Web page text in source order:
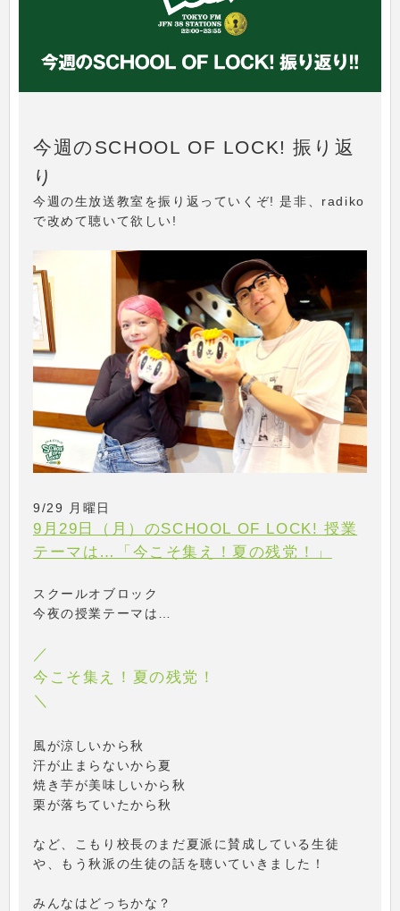
今週のSCHOOL OF LOCK! 振り返
り
今週の生放送教室を振り返っていくぞ! 是非、radiko
で改めて聴いて欲しい!
9/29 月曜日
9月29日（月）のSCHOOL OF LOCK! 授業
テーマは…「今こそ集え！夏の残党！」
スクールオブロック
今夜の授業テーマは…
／
今こそ集え！夏の残党！
＼
風が涼しいから秋
汗が止まらないから夏
焼き芋が美味しいから秋
栗が落ちていたから秋
など、こもり校長のまだ夏派に賛成している生徒
や、もう秋派の生徒の話を聴いていきました！
みんなはどっちかな？